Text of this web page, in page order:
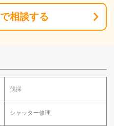
で相談する
伐採
シャッター修理